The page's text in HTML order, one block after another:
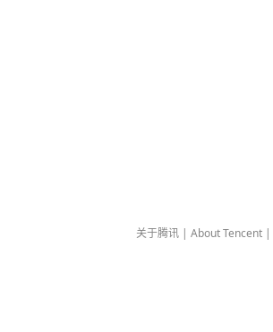
关于腾讯 | About Tencent |